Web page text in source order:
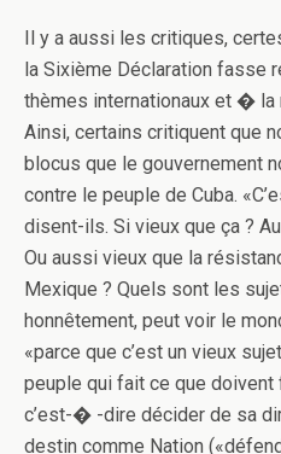
Il y a aussi les critiques,
la Sixième Déclaration fasse
thèmes internationaux et � la
Ainsi, certains critiquent que
blocus que le gouvernement
contre le peuple de Cuba.
disent-ils. Si vieux que ça ?
Ou aussi vieux que la
Mexique ? Quels sont les
honnêtement, peut voir le
«parce que c’est un vieux
peuple qui fait ce que
c’est-� -dire décider de sa
destin comme Nation